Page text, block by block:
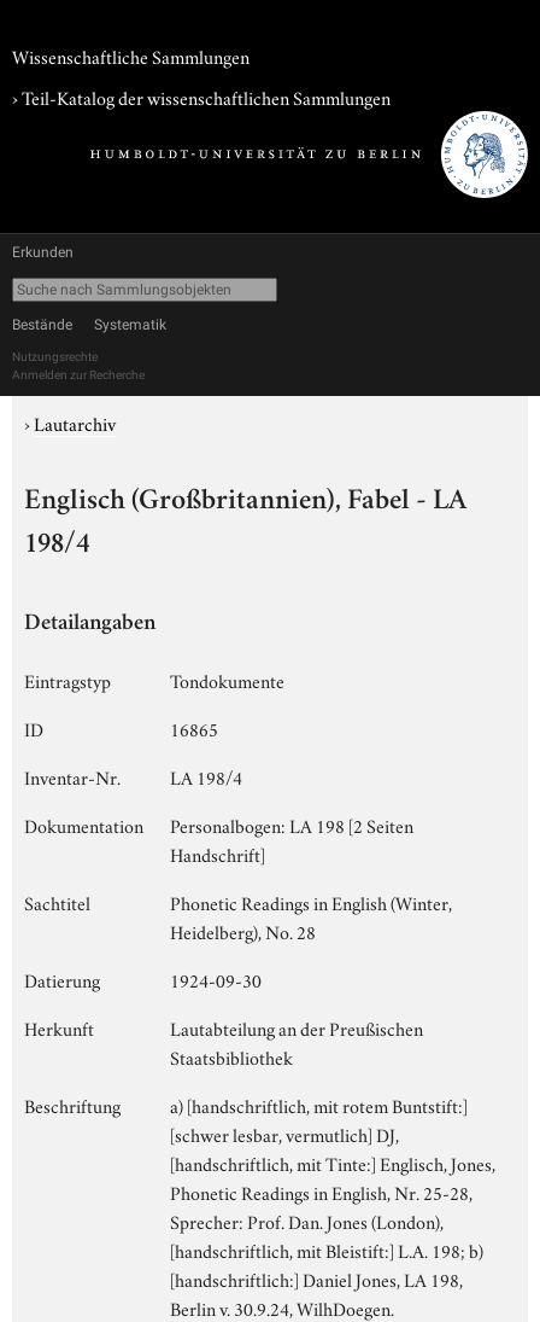
Wissenschaftliche Sammlungen
› Teil-Katalog der wissenschaftlichen Sammlungen
Erkunden
Bestände Systematik
Nutzungsrechte
Anmelden zur Recherche
›Lautarchiv
Englisch (Großbritannien), Fabel - LA
198/4
Detailangaben
Eintragstyp
Tondokumente
ID
16865
Inventar-Nr.
LA 198/4
Dokumentation
Personalbogen: LA 198 [2 Seiten
Handschrift]
Sachtitel
Phonetic Readings in English (Winter,
Heidelberg), No. 28
Datierung
1924-09-30
Herkunft
Lautabteilung an der Preußischen
Staatsbibliothek
Beschriftung
a) [handschriftlich, mit rotem Buntstift:]
[schwer lesbar, vermutlich] DJ,
[handschriftlich, mit Tinte:] Englisch, Jones,
Phonetic Readings in English, Nr. 25-28,
Sprecher: Prof. Dan. Jones (London),
[handschriftlich, mit Bleistift:] L.A. 198; b)
[handschriftlich:] Daniel Jones, LA 198,
Berlin v. 30.9.24, WilhDoegen.